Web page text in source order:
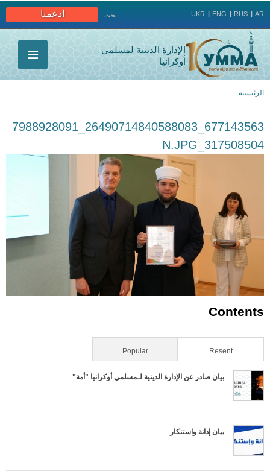
ادعمنا بحث UKR ENG RUS AR
الإدارة الدينية لمسلمي
أوكرانيا
الرئيسية
677143563_26490714840588083_7988928091
317508504_N.JPG
Contents
Resent (علامة التبويب النشطة)Popular
بيان صادر عن الإدارة الدينية لـمسلمي أوكرانيا "أمة"
بيان إدانة واستنكار